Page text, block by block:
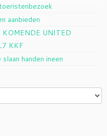
aanbieden
KOMENDE UNITED
KKF
handen ineen